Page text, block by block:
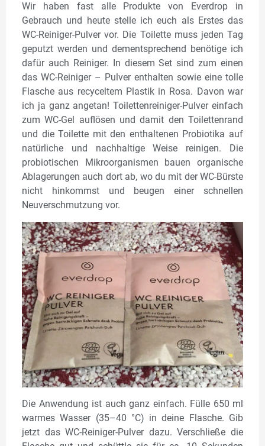
Wir haben fast alle Produkte von Everdrop in
Gebrauch und heute stelle ich euch als Erstes das
WC-Reiniger-Pulver vor. Die Toilette muss jeden Tag
geputzt werden und dementsprechend benötige ich
dafür auch Reiniger. In diesem Set sind zum einen
das WC-Reiniger – Pulver enthalten sowie eine tolle
Flasche aus recyceltem Plastik in Rosa. Davon war
ich ja ganz angetan! Toilettenreiniger-Pulver einfach
zum WC-Gel auflösen und damit den Toilettenrand
und die Toilette mit den enthaltenen Probiotika auf
natürliche und nachhaltige Weise reinigen. Die
probiotischen Mikroorganismen bauen organische
Ablagerungen auch dort ab, wo du mit der WC-Bürste
nicht hinkommst und beugen einer schnellen
Neuverschmutzung vor.
Die Anwendung ist auch ganz einfach. Fülle 650 ml
warmes Wasser (35–40 °C) in deine Flasche. Gib
jetzt das WC-Reiniger-Pulver dazu. Verschließe die